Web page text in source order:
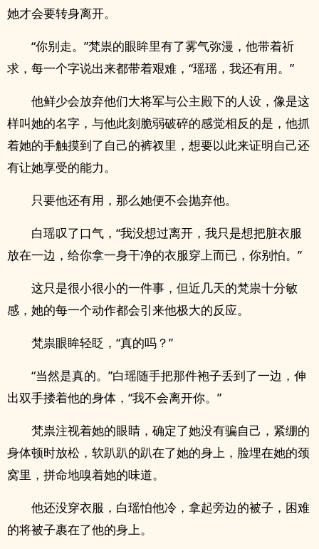
她才会要转身离开。
“你别走。”梵祟的眼眸里有了雾气弥漫，他带着祈
求，每一个字说出来都带着艰难，“瑶瑶，我还有用。”
他鲜少会放弃他们大将军与公主殿下的人设，像是这
样叫她的名字，与他此刻脆弱破碎的感觉相反的是，他抓
着她的手触摸到了自己的裤衩里，想要以此来证明自己还
有让她享受的能力。
只要他还有用，那么她便不会抛弃他。
白瑶叹了口气，“我没想过离开，我只是想把脏衣服
放在一边，给你拿一身干净的衣服穿上而已，你别怕。”
这只是很小很小的一件事，但近几天的梵祟十分敏
感，她的每一个动作都会引来他极大的反应。
梵祟眼眸轻眨，“真的吗？”
“当然是真的。”白瑶随手把那件袍子丢到了一边，伸
出双手搂着他的身体，“我不会离开你。”
梵祟注视着她的眼睛，确定了她没有骗自己，紧绷的
身体顿时放松，软趴趴的趴在了她的身上，脸埋在她的颈
窝里，拼命地嗅着她的味道。
他还没穿衣服，白瑶怕他冷，拿起旁边的被子，困难
的将被子裹在了他的身上。